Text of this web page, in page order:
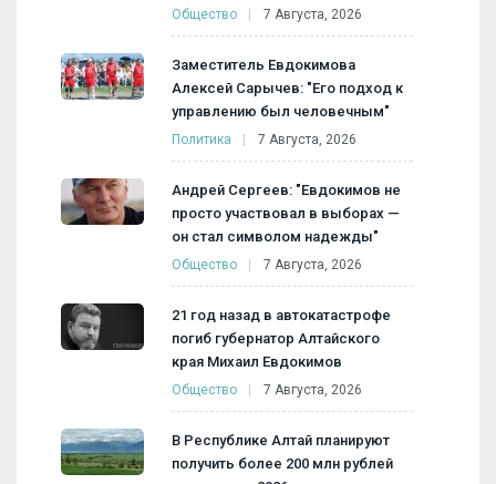
Общество 7 Августа, 2026
Заместитель Евдокимова
Алексей Сарычев: "Его подход к
управлению был человечным"
Политика 7 Августа, 2026
Андрей Сергеев: "Евдокимов не
просто участвовал в выборах —
он стал символом надежды"
Общество 7 Августа, 2026
21 год назад в автокатастрофе
погиб губернатор Алтайского
края Михаил Евдокимов
Общество 7 Августа, 2026
В Республике Алтай планируют
получить более 200 млн рублей